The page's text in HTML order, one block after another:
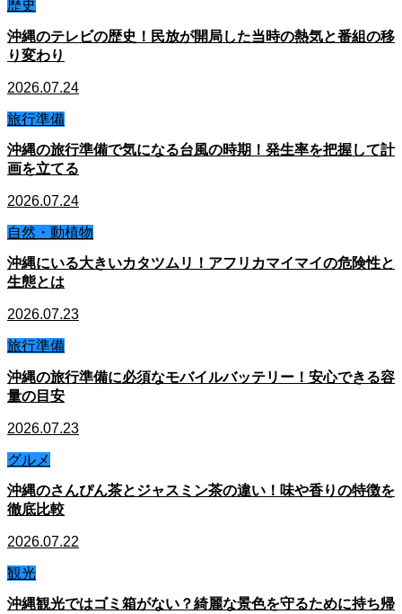
歴史
沖縄のテレビの歴史！民放が開局した当時の熱気と番組の移
り変わり
2026.07.24
旅行準備
沖縄の旅行準備で気になる台風の時期！発生率を把握して計
画を立てる
2026.07.24
自然・動植物
沖縄にいる大きいカタツムリ！アフリカマイマイの危険性と
生態とは
2026.07.23
旅行準備
沖縄の旅行準備に必須なモバイルバッテリー！安心できる容
量の目安
2026.07.23
グルメ
沖縄のさんぴん茶とジャスミン茶の違い！味や香りの特徴を
徹底比較
2026.07.22
観光
沖縄観光ではゴミ箱がない？綺麗な景色を守るために持ち帰